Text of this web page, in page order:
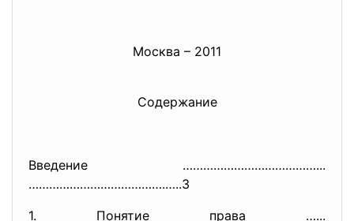
Москва – 2011
Содержание
Введение …………………………………...
………………………………….…..3
1. Понятие права …...